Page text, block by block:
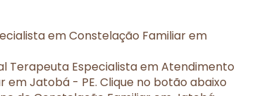
em Constelação Familiar em
Terapeuta Especialista em Atendimento
em Jatobá - PE. Clique no botão abaixo